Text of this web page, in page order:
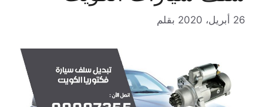
26 أبريل، 2020 بقلم